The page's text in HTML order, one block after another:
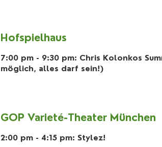
Hofspielhaus
7:00 pm - 9:30 pm: Chris Kolonkos
möglich, alles darf sein!)
GOP Varieté-Theater München
2:00 pm - 4:15 pm: Stylez!